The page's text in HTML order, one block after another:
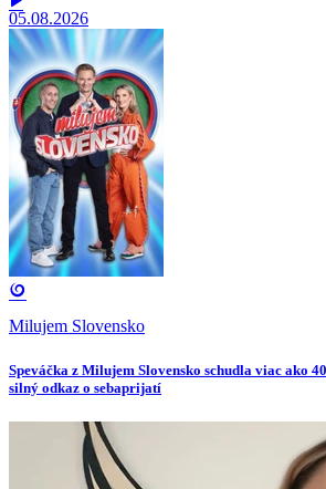
05.08.2026
Milujem Slovensko
Speváčka z Milujem Slovensko schudla viac ako
silný odkaz o sebaprijatí